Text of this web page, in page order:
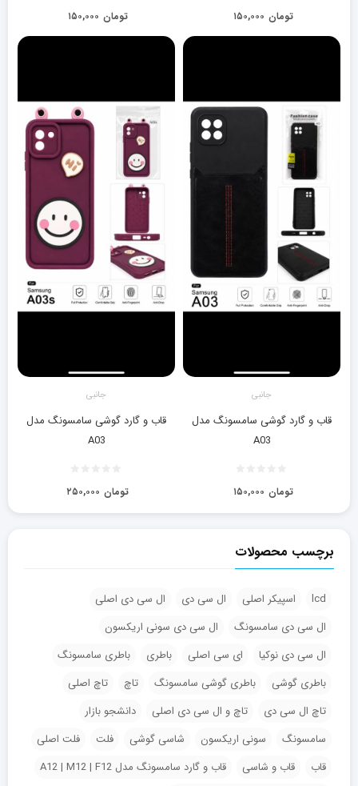
۱۵۰,۰۰۰ تومان ۱۵۰,۰۰۰ تومان
جانبی
قاب و گارد گوشی سامسونگ مدل
A03
۱۵۰,۰۰۰ تومان
جانبی
قاب و گارد گوشی سامسونگ مدل
A03
۲۵۰,۰۰۰ تومان
برچسب محصولات
lcd اسپیکر اصلی ال سی دی
ال سی دی اصلی
ال سی دی سامسونگ
ال سی دی سونی اریکسون
ال سی دی نوکیا
ای سی اصلی باطری
باطری سامسونگ
باطری گوشی
باطری گوشی سامسونگ تاچ
تاچ اصلی
تاچ ال سی دی
تاچ و ال سی دی اصلی
دانشجو بازار
سامسونگ
سونی اریکسون شاسی گوشی فلت
فلت اصلی
قاب
قاب و شاسی
قاب و گارد سامسونگ مدل A12 | M12 | F12